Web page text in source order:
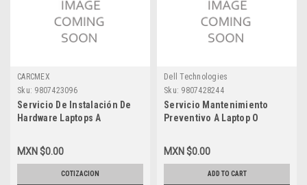
CARCMEX
Sku: 9807423096
Servicio De Instalación De
Hardware Laptops A
Zona1
MXN $0.00
COTIZACION
Dell Technologies
Sku: 9807428244
Servicio Mantenimiento
Preventivo A Laptop O
Cdmx-Zona Metro
MXN $0.00
ADD TO CART